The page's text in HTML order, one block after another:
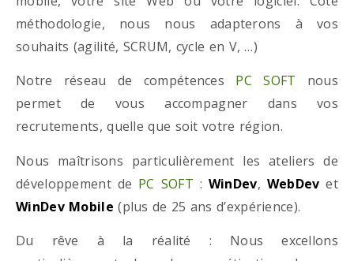
méthodologie, nous nous adapterons à vos
souhaits (agilité, SCRUM, cycle en V, …)
Notre réseau de compétences PC SOFT nous
permet de vous accompagner dans vos
recrutements, quelle que soit votre région.
Nous maîtrisons particulièrement les ateliers de
développement de PC SOFT : WinDev, WebDev et
WinDev Mobile (plus de 25 ans d’expérience).
Du rêve à la réalité : Nous excellons